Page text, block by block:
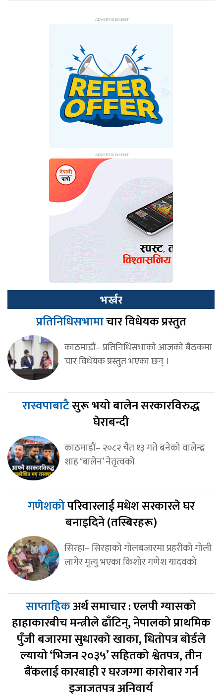
भर्खर
प्रतिनिधिसभामाचार विधेयक प्रस्तुत
काठमाडौं– प्रतिनिधिसभाको आजको बैठकमा
चार विधेयक प्रस्तुत भएका छन् ।
रास्वपाबाटैसुरू भयो बालेन सरकारविरुद्ध
घेराबन्दी
काठमाडौं– २०८२ चैत १३ गते बनेको वालेन्द्र
शाह ‘बालेन’ नेतृत्वको
गणेशकोपरिवारलाई मधेश सरकारले घर
बनाइदिने (तस्बिरहरू)
सिरहा– सिरहाको गोलबजारमा प्रहरीको गोली
लागेर मृत्यु भएका किशोर गणेश यादवको
साप्ताहिकअर्थ समाचार : एलपी ग्यासको
हाहाकारबीच मन्त्रीले ढाँटिन्, नेपालको प्राथमिक
पुँजी बजारमा सुधारको खाका, धितोपत्र बोर्डले
ल्यायो ‘भिजन २०३५’ सहितको श्वेतपत्र, तीन
बैंकलाई कारबाही र घरजग्गा कारोबार गर्न
इजाजतपत्र अनिवार्य